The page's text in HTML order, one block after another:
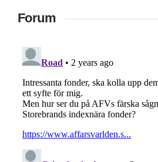
Forum